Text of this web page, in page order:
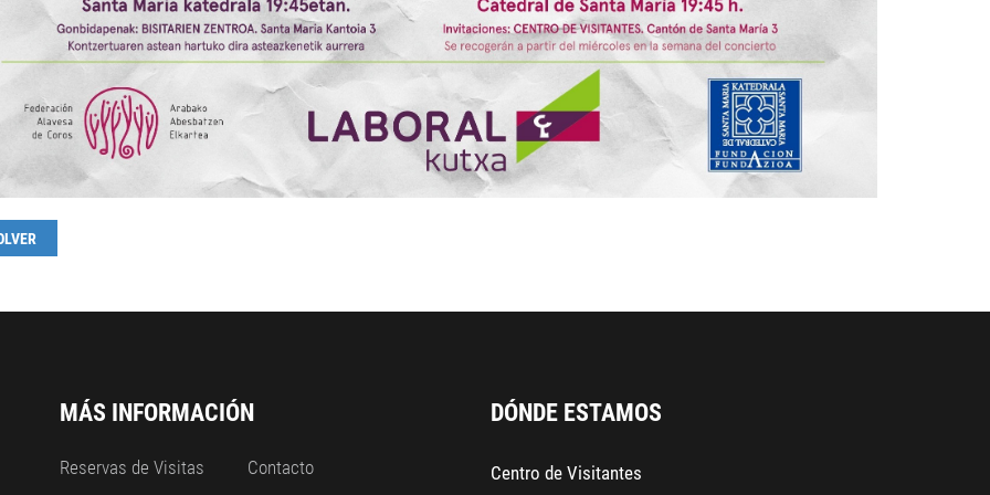
MÁS INFORMACIÓN
Reservas de Visitas
Contacto
DÓNDE ESTAMOS
Centro de Visitantes